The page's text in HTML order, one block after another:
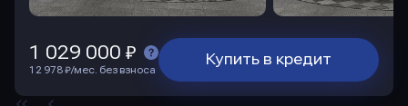
Купить в кредит
1 029 000 ₽
12 978 ₽/мес. без взноса